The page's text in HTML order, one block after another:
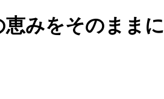
恵みをそのままに